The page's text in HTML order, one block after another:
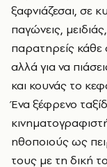
ξαφνιάζεσαι, σε
παγώνεις,
παρατηρείς κάθε
αλλά για να
και κουνάς το
Ένα ξέφρενο
ηθοποιούς ως
τους με τη δική